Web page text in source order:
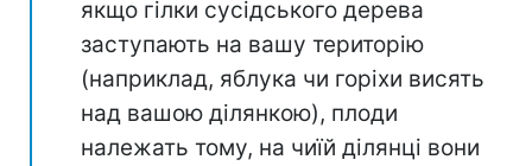
якщо гілки сусідського дерева
заступають на вашу територію
(наприклад, яблука чи горіхи висять
над вашою ділянкою), плоди
належать тому, на чиїй ділянці вони